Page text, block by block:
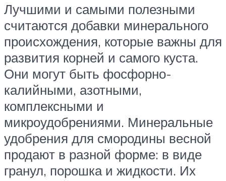
Лучшими и самыми полезными
считаются добавки минерального
происхождения, которые важны для
развития корней и самого куста.
Они могут быть фосфорно-
калийными, азотными,
комплексными и
микроудобрениями. Минеральные
удобрения для смородины весной
продают в разной форме: в виде
гранул, порошка и жидкости. Их